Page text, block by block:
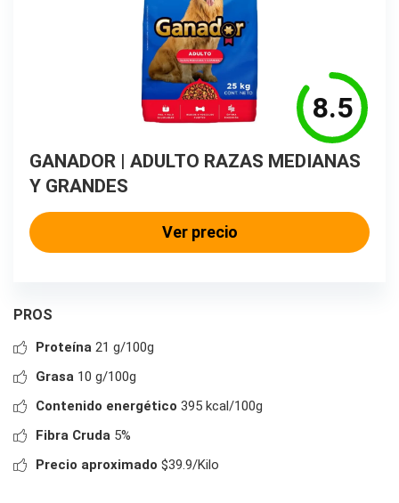
8.5
GANADOR | ADULTO RAZAS MEDIANAS
Y GRANDES
Ver precio
PROS
Proteína 21 g/100g
Grasa 10 g/100g
Contenido energético 395 kcal/100g
Fibra Cruda 5%
Precio aproximado $39.9/Kilo